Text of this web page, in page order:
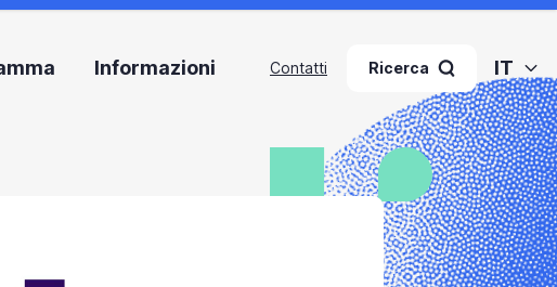
Informazioni Contatti Ricerca IT